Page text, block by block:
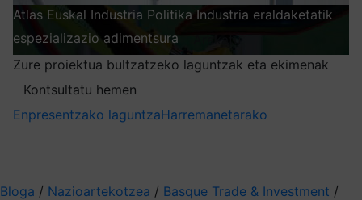
Atlas Euskal Industria Politika Industria eraldaketatik
espezializazio adimentsura
Zure proiektua bultzatzeko laguntzak eta ekimenak
Kontsultatu hemen
Enpresentzako laguntzaHarremanetarako
Bloga / Nazioartekotzea / Basque Trade & Investment /